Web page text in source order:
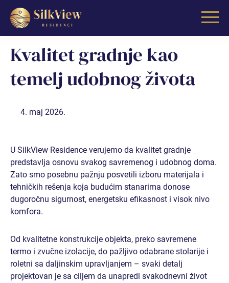
Skoči
sadržaj
GARSONJERE
GARSONJERA I
GARSONJERA II
GARSONJERA III (RASPRODATO)
JEDNOSOBAN
JEDNOSOBAN STAN I
Kvalitet gradnje kao
temelj udobnog života
4. maj 2026.
U SilkView Residence verujemo da kvalitet gradnje
predstavlja osnovu svakog savremenog i udobnog doma.
Zato smo posebnu pažnju posvetili izboru materijala i
tehničkih rešenja koja budućim stanarima donose
dugoročnu sigurnost, energetsku efikasnost i visok nivo
komfora.
Od kvalitetne konstrukcije objekta, preko savremene
termo i zvučne izolacije, do pažljivo odabrane stolarije i
roletni sa daljinskim upravljanjem – svaki detalj
projektovan je sa ciljem da unapredi svakodnevni život